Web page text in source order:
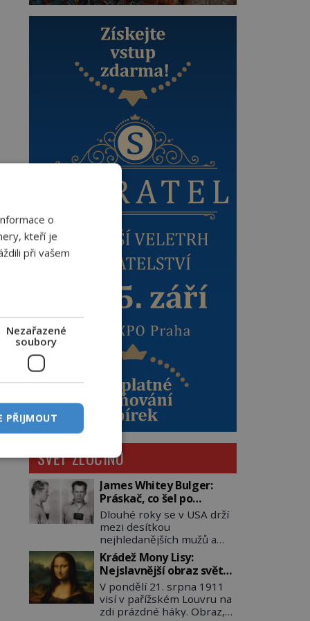
SVĚT ZLOČINU
James Whitey Bulger:
Práskač, co šel po
práskačích
Dlouhé roky se v USA drží
mezi desítkou
nejhledanějších mužů a
dopracuje to až na číslo
dvě – hned po Usámovi bin
Ládinovi (1957–2011). To je
James „Whitey“ Bulger
(1929–2018) viněný ze
spoluúčasti na 19
Krádež Mony Lisy:
Nejslavnější obraz světa
zůstane dva roky
nezvěstný
V pondělí 21. srpna 1911
visí v pařížském Louvru na
zdi prázdné háky. Obraz,
o
kteří je
při vašem
Nezařazené
soubory
PŘIJMOUT